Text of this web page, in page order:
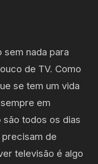
sem nada para
de TV. Como
se tem um vida
em
são todos os dias
de
televisão é algo